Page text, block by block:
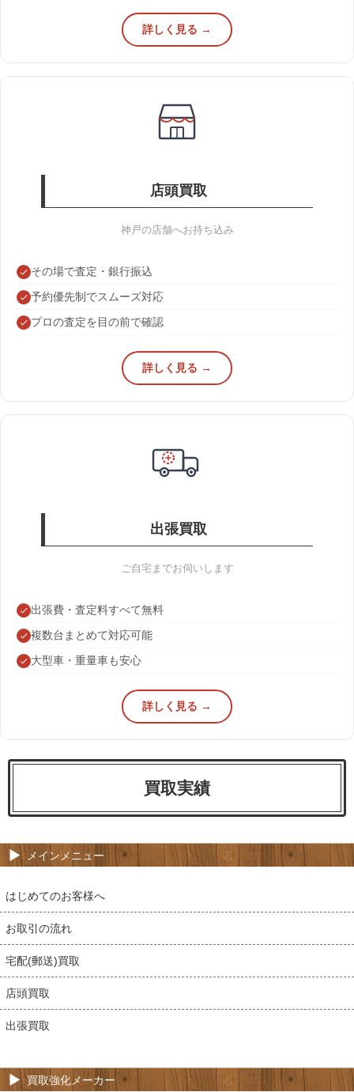
詳しく見る →
店頭買取
神戸の店舗へお持ち込み
その場で査定・銀行振込
予約優先制でスムーズ対応
プロの査定を目の前で確認
詳しく見る →
出張買取
ご自宅までお伺いします
出張費・査定料すべて無料
複数台まとめて対応可能
大型車・重量車も安心
詳しく見る →
買取実績
メインメニュー
はじめてのお客様へ
お取引の流れ
宅配(郵送)買取
店頭買取
出張買取
買取強化メーカー